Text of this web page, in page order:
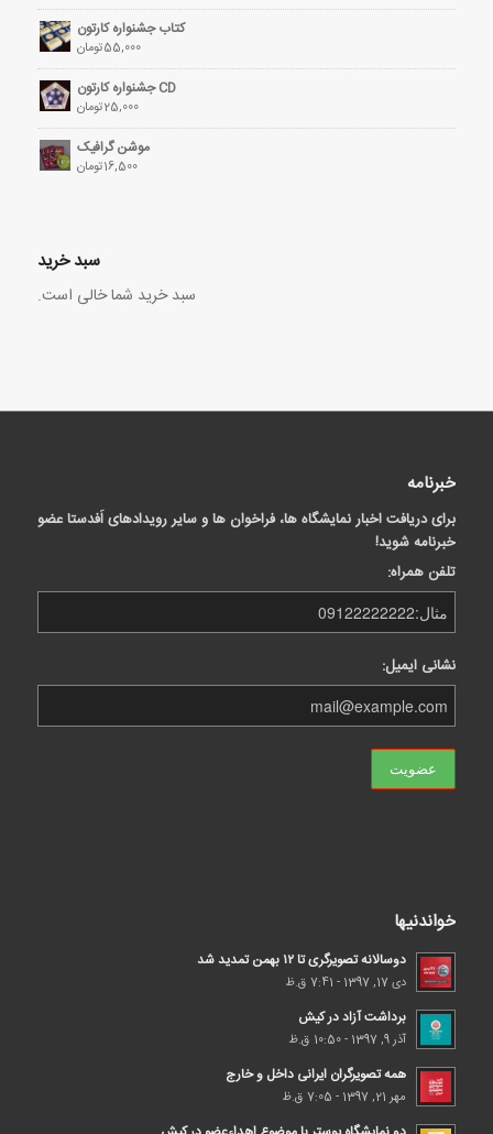
کتاب جشنواره کارتون
55,000تومان
CD جشنواره کارتون
25,000تومان
موشن گرافیک
16,500تومان
سبد خرید
سبد خرید شما خالی است.
خبرنامه
برای دریافت اخبار نمایشگاه ها، فراخوان ها و سایر رویدادهای اَفدستا عضو
خبرنامه شوید!
تلفن همراه:
نشانی ایمیل:
خواندنیها
دوسالانه تصویرگری تا ۱۲ بهمن تمدید شد
دی 17, 1397 - 7:41 ق.ظ
برداشت آزاد در کیش
آذر 9, 1397 - 10:50 ق.ظ
همه تصویرگران ایرانی داخل و خارج
مهر 21, 1397 - 7:05 ق.ظ